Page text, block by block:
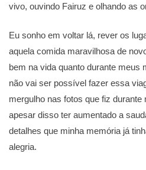
vivo, ouvindo Fairuz e olhando as
Eu sonho em voltar lá, rever os
aquela comida maravilhosa de
bem na vida quanto durante meus
não vai ser possível fazer essa
mergulho nas fotos que fiz durante
apesar disso ter aumentado a
detalhes que minha memória já
alegria.